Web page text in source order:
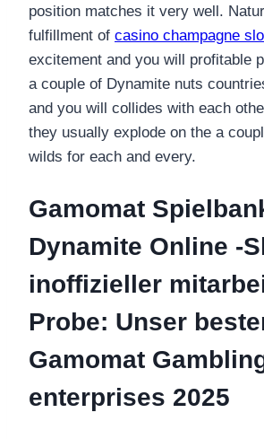
position matches it very well.
fulfillment of casino champagne
excitement and you will profitable
a couple of Dynamite nuts
and you will collides with each
they usually explode on the a
wilds for each and every.
Gamomat
Dynamite Online -
inoffizieller
Probe: Unser
Gamomat
enterprises 2025